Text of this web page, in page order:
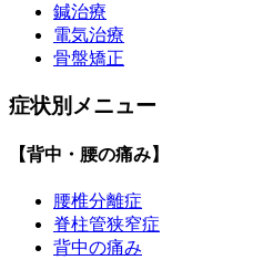
鍼治療
電気治療
骨盤矯正
症状別メニュー
【背中・腰の痛み】
腰椎分離症
脊柱管狭窄症
背中の痛み